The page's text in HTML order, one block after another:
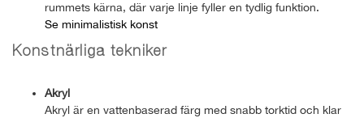
rummets kärna, där varje linje fyller en tydlig funktion.
Se minimalistisk konst
Konstnärliga tekniker
Akryl
Akryl är en vattenbaserad färg med snabb torktid och klar